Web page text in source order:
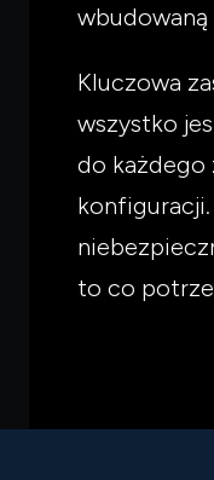
wbudowaną
Kluczowa
wszystko
do każdego
to co